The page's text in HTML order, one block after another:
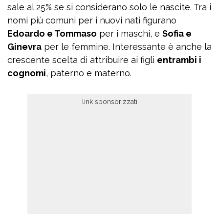
sale al 25% se si considerano solo le nascite. Tra i
nomi più comuni per i nuovi nati figurano
Edoardo e Tommaso per i maschi, e Sofia e
Ginevra per le femmine. Interessante è anche la
crescente scelta di attribuire ai figli entrambi i
cognomi, paterno e materno.